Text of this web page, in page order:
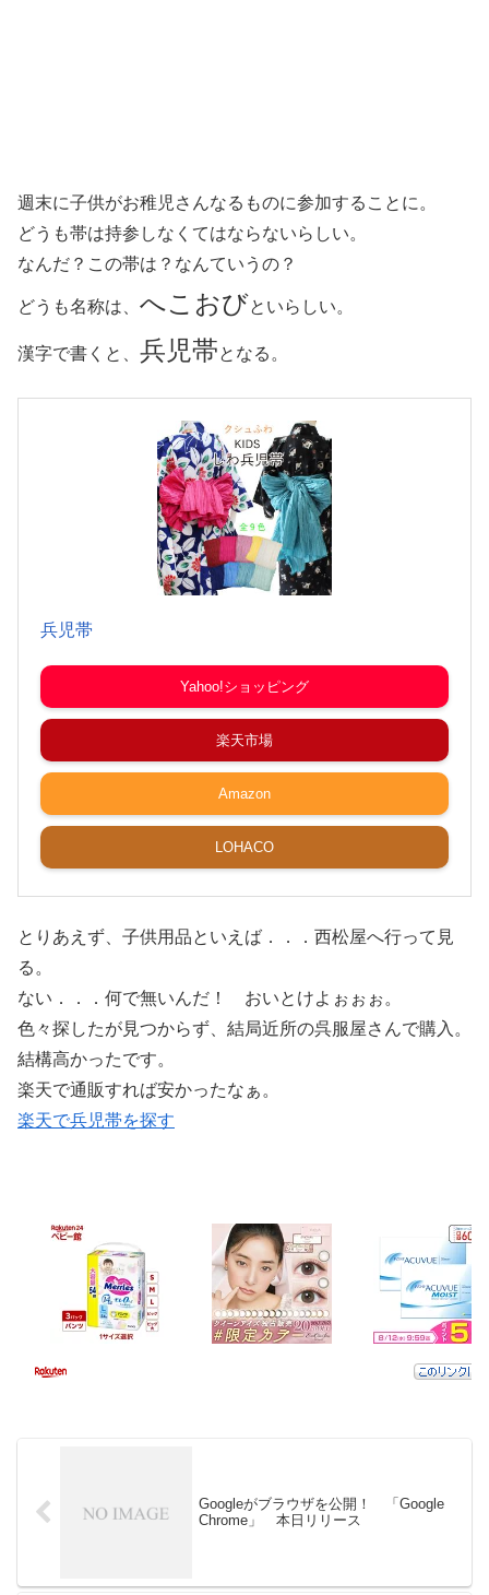
週末に子供がお稚児さんなるものに参加することに。
どうも帯は持参しなくてはならないらしい。
なんだ？この帯は？なんていうの？
どうも名称は、 へこおびといらしい。
漢字で書くと、 兵児帯となる。
兵児帯
Yahoo!ショッピング
楽天市場
Amazon
LOHACO
とりあえず、子供用品といえば．．．西松屋へ行って見
る。
ない．．．何で無いんだ！ おいとけよぉぉぉ。
色々探したが見つからず、結局近所の呉服屋さんで購入。
結構高かったです。
楽天で通販すれば安かったなぁ。
楽天で兵児帯を探す
Googleがブラウザを公開！ 「Google
Chrome」 本日リリース